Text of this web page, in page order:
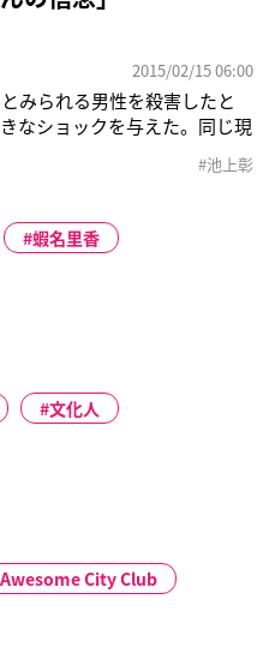
2015/02/15 06:00
みられる男性を殺害したと
なショックを与えた。同じ現
ていた’02年から。後藤さん
#池上彰
蝦名里香
文化人
Awesome City Club